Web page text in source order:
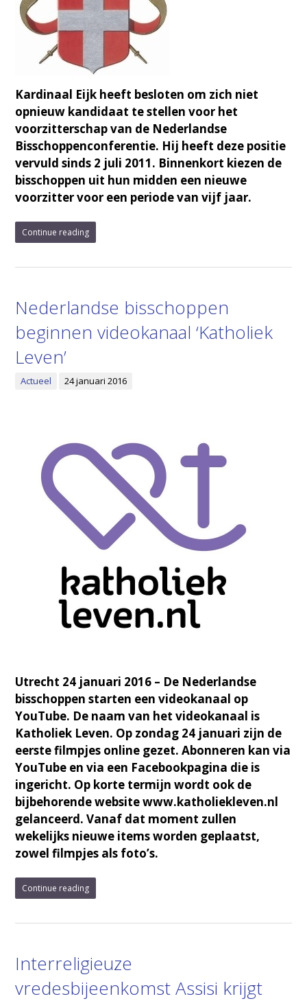
Kardinaal Eijk heeft besloten om zich niet
opnieuw kandidaat te stellen voor het
voorzitterschap van de Nederlandse
Bisschoppenconferentie. Hij heeft deze positie
vervuld sinds 2 juli 2011. Binnenkort kiezen de
bisschoppen uit hun midden een nieuwe
voorzitter voor een periode van vijf jaar.
Continue reading
Nederlandse bisschoppen
beginnen videokanaal ‘Katholiek
Leven’
Actueel 24 januari 2016
Utrecht 24 januari 2016 – De Nederlandse
bisschoppen starten een videokanaal op
YouTube. De naam van het videokanaal is
Katholiek Leven. Op zondag 24 januari zijn de
eerste filmpjes online gezet. Abonneren kan via
YouTube en via een Facebookpagina die is
ingericht. Op korte termijn wordt ook de
bijbehorende website www.katholiekleven.nl
gelanceerd. Vanaf dat moment zullen
wekelijks nieuwe items worden geplaatst,
zowel filmpjes als foto’s.
Continue reading
Interreligieuze
vredesbijeenkomst Assisi krijgt